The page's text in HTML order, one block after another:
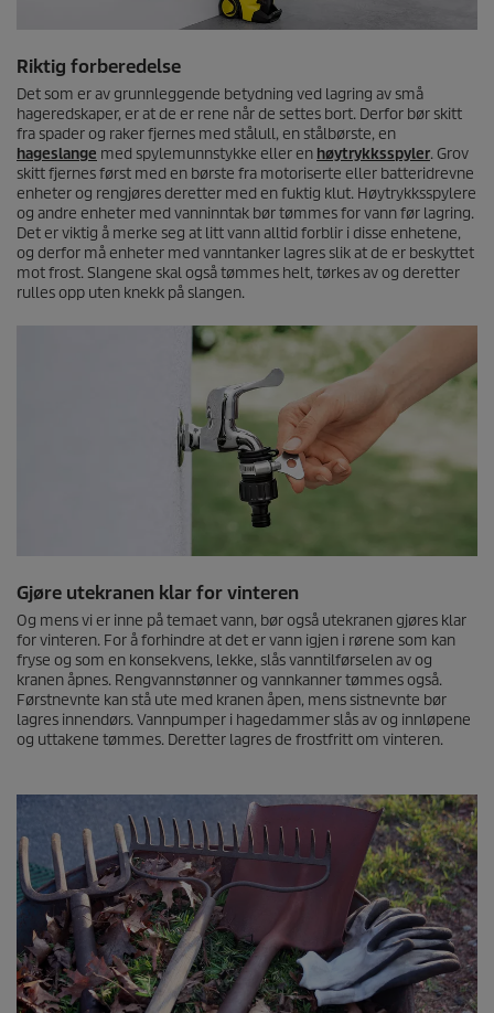
Riktig forberedelse
Det som er av grunnleggende betydning ved lagring av små
hageredskaper, er at de er rene når de settes bort. Derfor bør skitt
fra spader og raker fjernes med stålull, en stålbørste, en
hageslange med spylemunnstykke eller en høytrykksspyler. Grov
skitt fjernes først med en børste fra motoriserte eller batteridrevne
enheter og rengjøres deretter med en fuktig klut. Høytrykksspylere
og andre enheter med vanninntak bør tømmes for vann før lagring.
Det er viktig å merke seg at litt vann alltid forblir i disse enhetene,
og derfor må enheter med vanntanker lagres slik at de er beskyttet
mot frost. Slangene skal også tømmes helt, tørkes av og deretter
rulles opp uten knekk på slangen.
Gjøre utekranen klar for vinteren
Og mens vi er inne på temaet vann, bør også utekranen gjøres klar
for vinteren. For å forhindre at det er vann igjen i rørene som kan
fryse og som en konsekvens, lekke, slås vanntilførselen av og
kranen åpnes. Rengvannstønner og vannkanner tømmes også.
Førstnevnte kan stå ute med kranen åpen, mens sistnevnte bør
lagres innendørs. Vannpumper i hagedammer slås av og innløpene
og uttakene tømmes. Deretter lagres de frostfritt om vinteren.